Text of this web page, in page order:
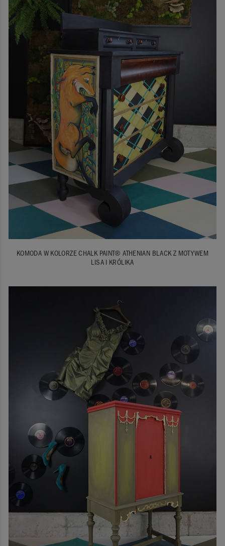
KOMODA W KOLORZE CHALK PAINT® ATHENIAN BLACK Z MOTYWEM
LISA I KRÓLIKA